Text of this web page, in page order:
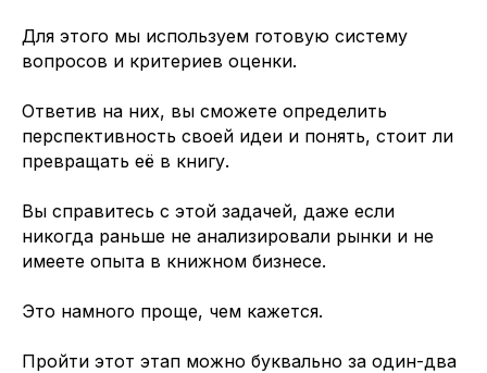
Для этого мы используем готовую систему
вопросов и критериев оценки.
Ответив на них, вы сможете определить
перспективность своей идеи и понять, стоит ли
превращать её в книгу.
Вы справитесь с этой задачей, даже если
никогда раньше не анализировали рынки и не
имеете опыта в книжном бизнесе.
Это намного проще, чем кажется.
Пройти этот этап можно буквально за один-два